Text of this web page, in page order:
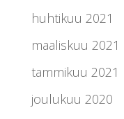
huhtikuu 2021
maaliskuu 2021
tammikuu 2021
joulukuu 2020